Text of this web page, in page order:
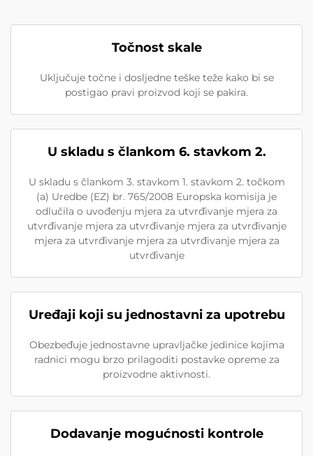
Točnost skale
Uključuje točne i dosljedne teške teže kako bi se
postigao pravi proizvod koji se pakira.
U skladu s člankom 6. stavkom 2.
U skladu s člankom 3. stavkom 1. stavkom 2. točkom
(a) Uredbe (EZ) br. 765/2008 Europska komisija je
odlučila o uvođenju mjera za utvrđivanje mjera za
utvrđivanje mjera za utvrđivanje mjera za utvrđivanje
mjera za utvrđivanje mjera za utvrđivanje mjera za
utvrđivanje
Uređaji koji su jednostavni za upotrebu
Obezbeđuje jednostavne upravljačke jedinice kojima
radnici mogu brzo prilagoditi postavke opreme za
proizvodne aktivnosti.
Dodavanje mogućnosti kontrole